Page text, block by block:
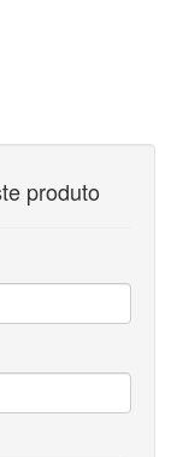
produto